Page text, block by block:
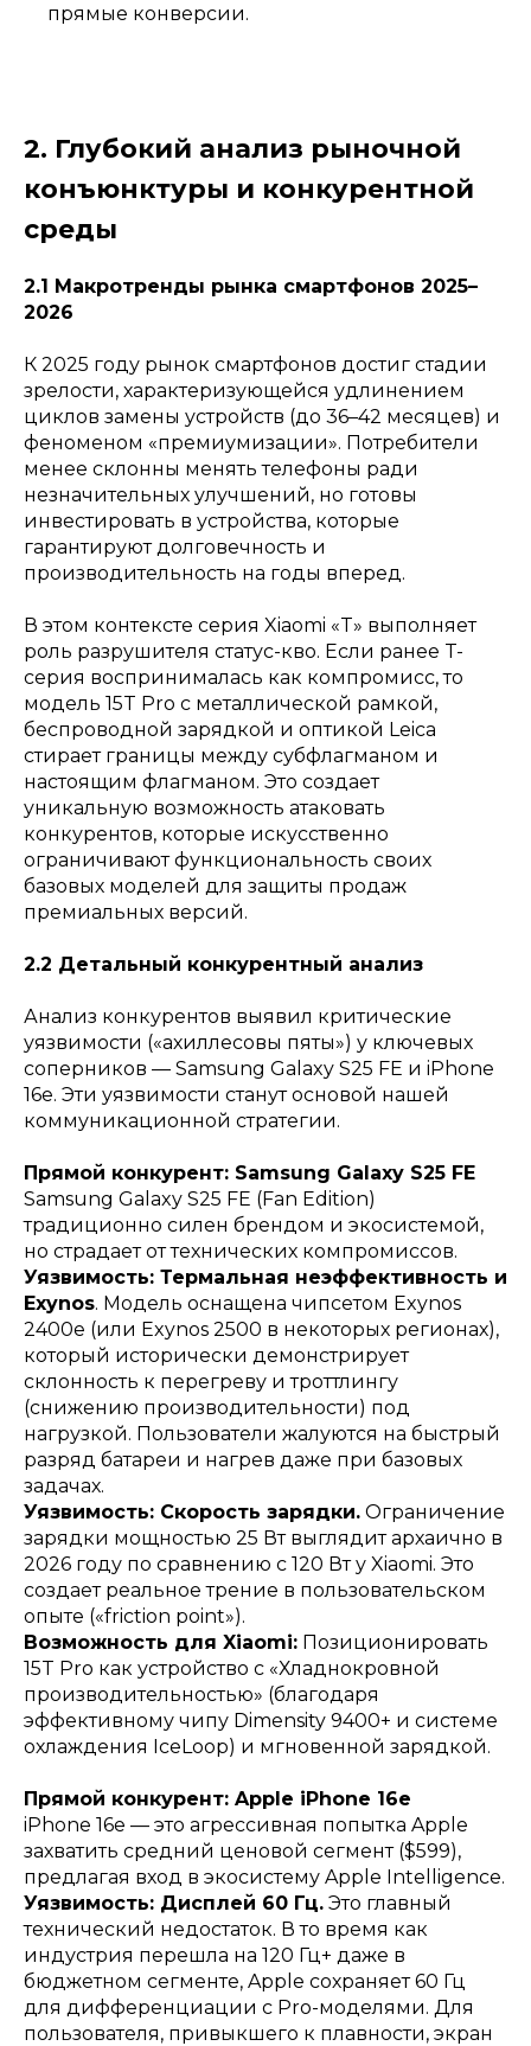
прямые конверсии.
2. Глубокий анализ рыночной
конъюнктуры и конкурентной
среды
2.1 Макротренды рынка смартфонов 2025–
2026
К 2025 году рынок смартфонов достиг стадии
зрелости, характеризующейся удлинением
циклов замены устройств (до 36–42 месяцев) и
феноменом «премиумизации». Потребители
менее склонны менять телефоны ради
незначительных улучшений, но готовы
инвестировать в устройства, которые
гарантируют долговечность и
производительность на годы вперед.
В этом контексте серия Xiaomi «T» выполняет
роль разрушителя статус-кво. Если ранее T-
серия воспринималась как компромисс, то
модель 15T Pro с металлической рамкой,
беспроводной зарядкой и оптикой Leica
стирает границы между субфлагманом и
настоящим флагманом. Это создает
уникальную возможность атаковать
конкурентов, которые искусственно
ограничивают функциональность своих
базовых моделей для защиты продаж
премиальных версий.
2.2 Детальный конкурентный анализ
Анализ конкурентов выявил критические
уязвимости («ахиллесовы пяты») у ключевых
соперников — Samsung Galaxy S25 FE и iPhone
16e. Эти уязвимости станут основой нашей
коммуникационной стратегии.
Прямой конкурент: Samsung Galaxy S25 FE
Samsung Galaxy S25 FE (Fan Edition)
традиционно силен брендом и экосистемой,
но страдает от технических компромиссов.
Уязвимость: Термальная неэффективность и
Exynos. Модель оснащена чипсетом Exynos
2400e (или Exynos 2500 в некоторых регионах),
который исторически демонстрирует
склонность к перегреву и троттлингу
(снижению производительности) под
нагрузкой. Пользователи жалуются на быстрый
разряд батареи и нагрев даже при базовых
задачах.
Уязвимость: Скорость зарядки. Ограничение
зарядки мощностью 25 Вт выглядит архаично в
2026 году по сравнению с 120 Вт у Xiaomi. Это
создает реальное трение в пользовательском
опыте («friction point»).
Возможность для Xiaomi: Позиционировать
15T Pro как устройство с «Хладнокровной
производительностью» (благодаря
эффективному чипу Dimensity 9400+ и системе
охлаждения IceLoop) и мгновенной зарядкой.
Прямой конкурент: Apple iPhone 16e
iPhone 16e — это агрессивная попытка Apple
захватить средний ценовой сегмент ($599),
предлагая вход в экосистему Apple Intelligence.
Уязвимость: Дисплей 60 Гц. Это главный
технический недостаток. В то время как
индустрия перешла на 120 Гц+ даже в
бюджетном сегменте, Apple сохраняет 60 Гц
для дифференциации с Pro-моделями. Для
пользователя, привыкшего к плавности, экран